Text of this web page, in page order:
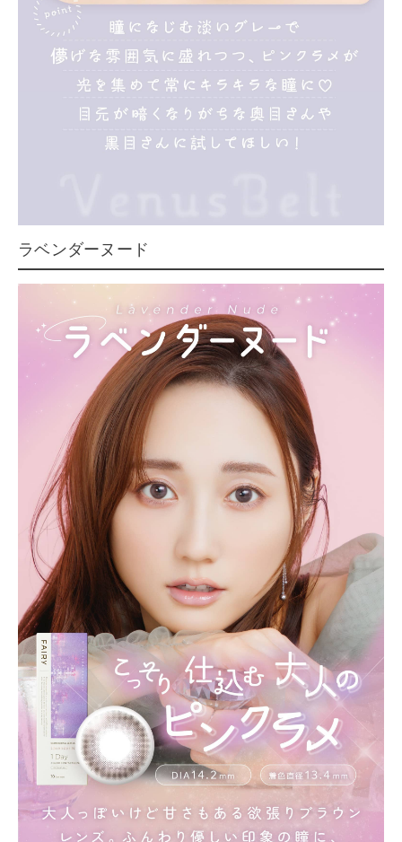
ラベンダーヌード